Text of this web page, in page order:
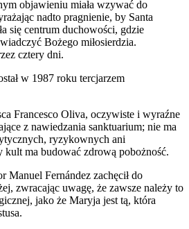
objawieniu miała wzywać do
nadto pragnienie, by Santa
się centrum duchowości, gdzie
Bożego miłosierdzia.
cztery dni.
w 1987 roku tercjarzem
Francesco Oliva, oczywiste i wyraźne
z nawiedzania sanktuarium; nie ma
ryzykownych ani
ma budować zdrową pobożność.
Manuel Fernández zachęcił do
zwracając uwagę, że zawsze należy to
jako że Maryja jest tą, która